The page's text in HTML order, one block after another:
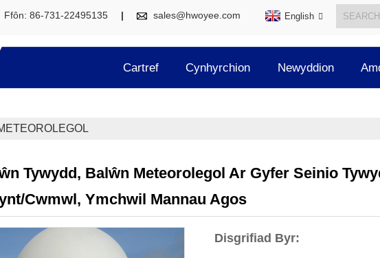
Ffôn: 86-731-22495135 sales@hwoyee.com English
Cartref Cynhyrchion Newyddion
Tywydd, Balŵn Meteorolegol Ar Gyfer Seinio
Cwmwl, Ymchwil Mannau Agos
Disgrifiad Byr: